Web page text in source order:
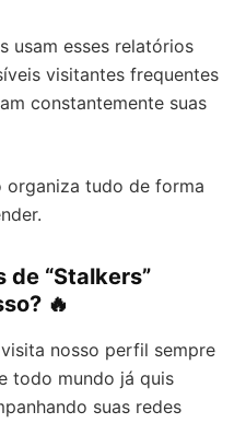
usam esses relatórios
visitantes frequentes
constantemente suas
organiza tudo de forma
de “Stalkers”
🔥
nosso perfil sempre
todo mundo já quis
suas redes